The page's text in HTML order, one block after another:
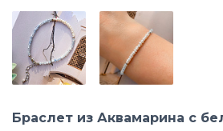
Браслет из Аквамарина с